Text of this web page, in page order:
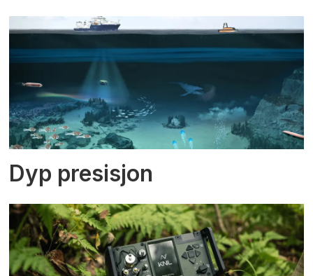
Dyp presisjon